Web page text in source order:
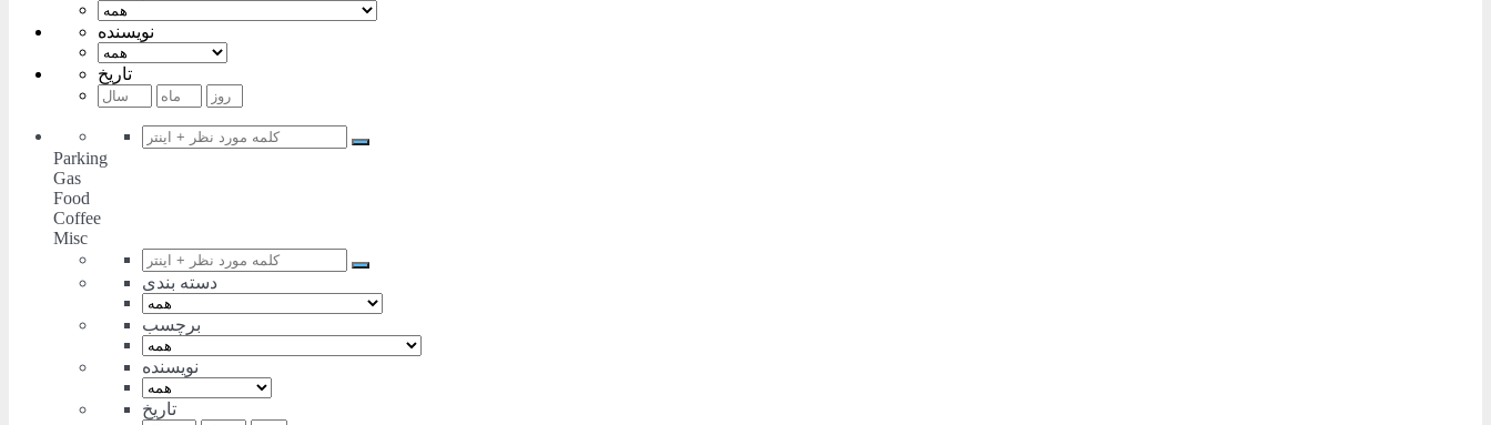
نویسنده
تاریخ
Parking
Gas
Food
Coffee
Misc
دسته بندی
برچسب
نویسنده
تاریخ